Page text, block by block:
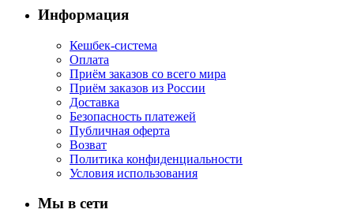
Информация
Кешбек-система
Оплата
Приём заказов со всего мира
Приём заказов из России
Доставка
Безопасность платежей
Публичная оферта
Возват
Политика конфиденциальности
Условия использования
Мы в сети